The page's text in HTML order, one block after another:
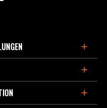
TRACKDAYS
des beliebten Straßen-
lagernd.